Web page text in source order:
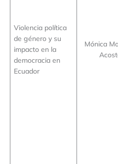
Violencia política
de género y su
impacto en la
democracia en
Ecuador
Mónica